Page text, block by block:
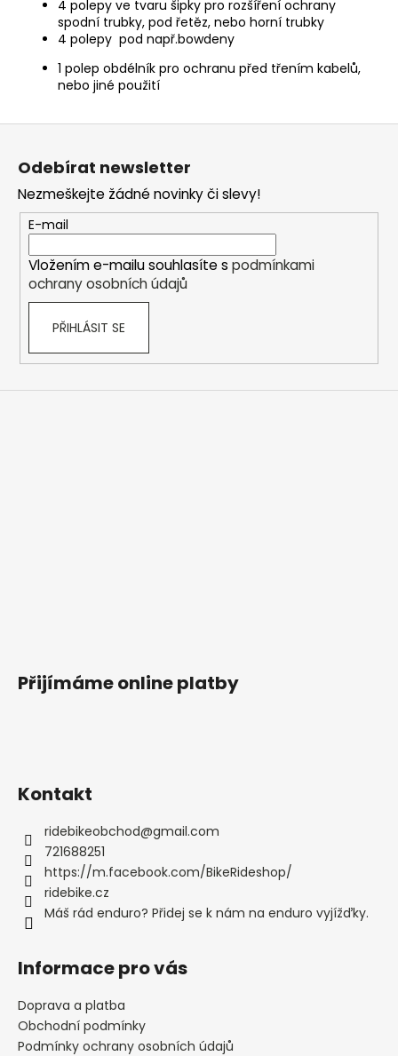
4 polepy ve tvaru šipky pro rozšíření ochrany
spodní trubky, pod řetěz, nebo horní trubky
4 polepy pod např.bowdeny
1 polep obdélník pro ochranu před třením kabelů,
nebo jiné použití
Z
Odebírat newsletter
Nezmeškejte žádné novinky či slevy!
E-mail
Vložením e-mailu souhlasíte s podmínkami
ochrany osobních údajů
PŘIHLÁSIT SE
Přijímáme online platby
Kontakt
ridebikeobchod@gmail.com
721688251
https://m.facebook.com/BikeRideshop/
ridebike.cz
Máš rád enduro? Přidej se k nám na enduro vyjížďky.
Informace pro vás
Doprava a platba
Obchodní podmínky
Podmínky ochrany osobních údajů